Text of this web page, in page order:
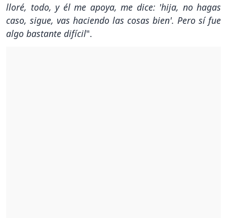
lloré, todo, y él me apoya, me dice: 'hija, no hagas
caso, sigue, vas haciendo las cosas bien'. Pero sí fue
algo bastante difícil".